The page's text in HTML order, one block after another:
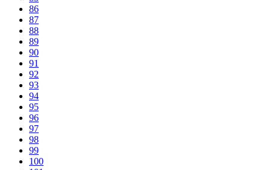
86
87
88
89
90
91
92
93
94
95
96
97
98
99
100